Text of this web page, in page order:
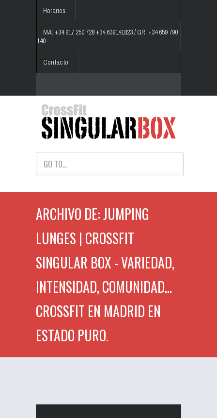
Horarios
MA: +34 917 250 728 +34 639141823 / GR: +34 659 790
140
Contacto
GO TO...
ARCHIVO DE: JUMPING
LUNGES | CROSSFIT
SINGULAR BOX - VARIEDAD,
INTENSIDAD, COMUNIDAD...
CROSSFIT EN MADRID EN
ESTADO PURO.